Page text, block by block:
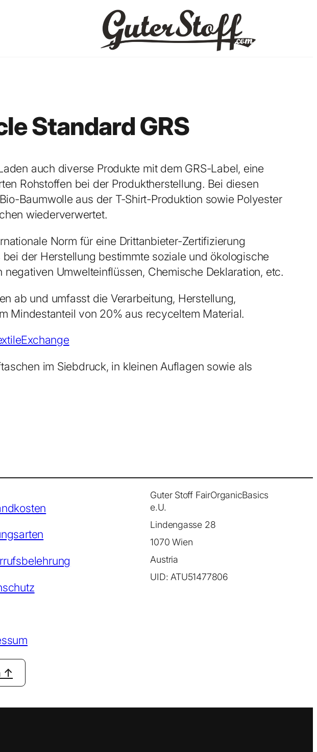
Standard GRS
auch diverse Produkte mit dem GRS-Label, eine
Rohstoffen bei der Produktherstellung. Bei diesen
Baumwolle aus der T-Shirt-Produktion sowie Polyester
wiederverwertet.
Norm für eine Drittanbieter-Zertifizierung
der Herstellung bestimmte soziale und ökologische
Umwelteinflüssen, Chemische Deklaration, etc.
ab und umfasst die Verarbeitung, Herstellung,
Mindestanteil von 20% aus recyceltem Material.
im Siebdruck, in kleinen Auflagen sowie als
Guter Stoff FairOrganicBasics
e.U.
Lindengasse 28
1070 Wien
Austria
UID: ATU51477806
↑